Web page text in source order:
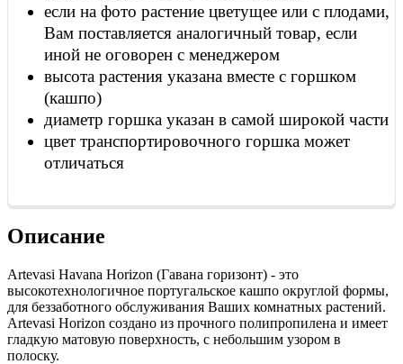
если на фото растение цветущее или с плодами,
Вам поставляется аналогичный товар, если
иной не оговорен с менеджером
высота растения указана вместе с горшком
(кашпо)
диаметр горшка указан в самой широкой части
цвет транспортировочного горшка может
отличаться
Описание
Artevasi Havana Horizon (Гавана горизонт) - это
высокотехнологичное португальское кашпо округлой формы,
для беззаботного обслуживания Ваших комнатных растений.
Artevasi Horizon создано из прочного полипропилена и имеет
гладкую матовую поверхность, с небольшим узором в
полоску.